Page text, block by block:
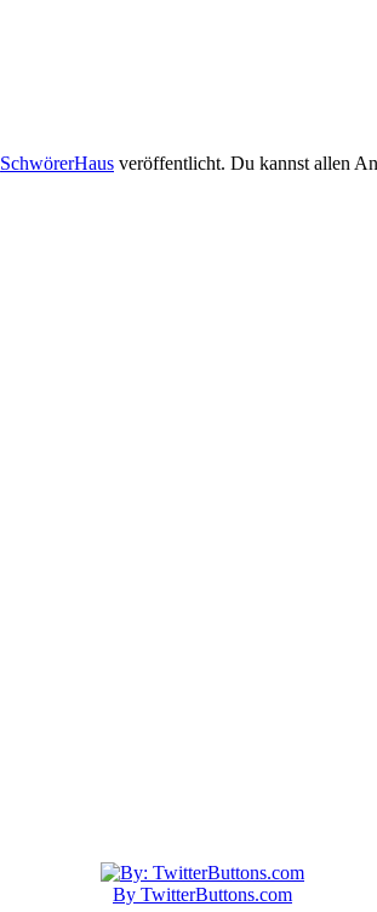
SchwörerHaus veröffentlicht. Du kannst allen
By TwitterButtons.com